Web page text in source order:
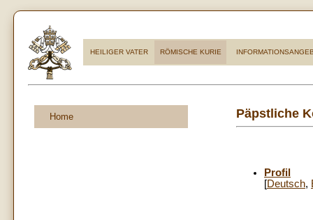
HEILIGER VATER RÖMISCHE KURIE
Home Päpstliche
Profil
[Deutsch,